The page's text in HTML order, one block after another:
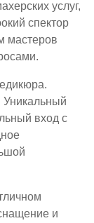
услуг,
спектор
мастеров
вход с
и